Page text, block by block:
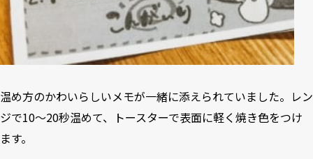
温め方のかわいらしいメモが一緒に添えられていました。レン
ジで10～20秒温めて、トースターで表面に軽く焼き色をつけ
ます。